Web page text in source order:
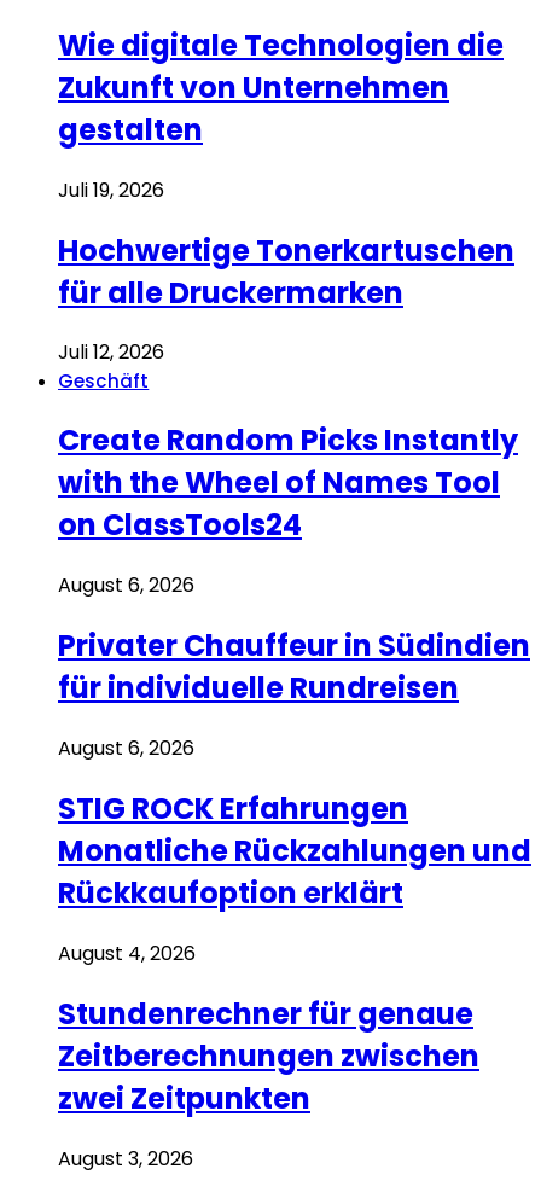
Wie digitale Technologien die
Zukunft von Unternehmen
gestalten
Juli 19, 2026
Hochwertige Tonerkartuschen
für alle Druckermarken
Juli 12, 2026
Geschäft
Create Random Picks Instantly
with the Wheel of Names Tool
on ClassTools24
August 6, 2026
Privater Chauffeur in Südindien
für individuelle Rundreisen
August 6, 2026
STIG ROCK Erfahrungen
Monatliche Rückzahlungen und
Rückkaufoption erklärt
August 4, 2026
Stundenrechner für genaue
Zeitberechnungen zwischen
zwei Zeitpunkten
August 3, 2026